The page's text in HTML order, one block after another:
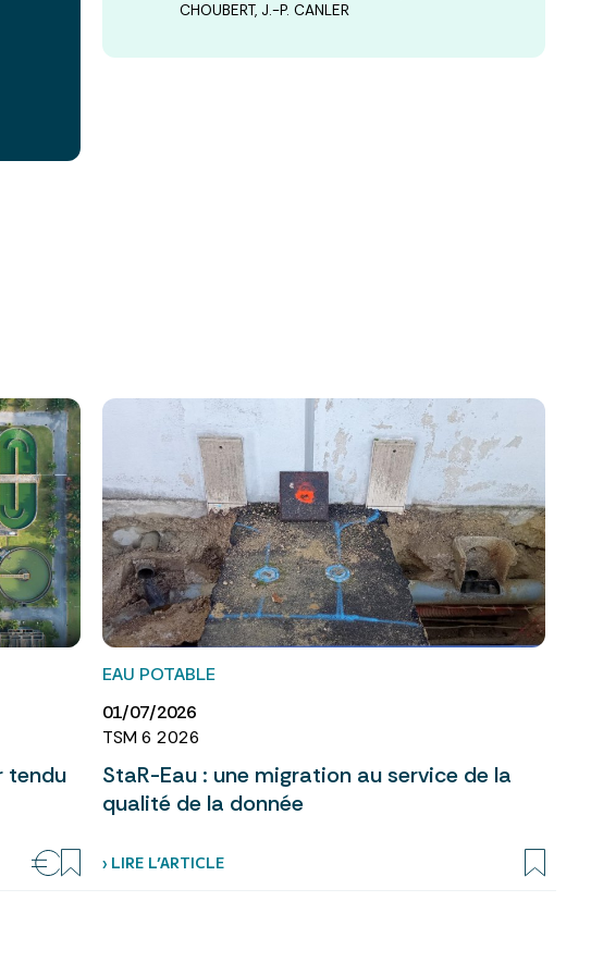
CHOUBERT, J.-P. CANLER
tendu
EAU POTABLE
01/07/2026
TSM 6 2026
StaR-Eau : une migration au service de la
qualité de la donnée
› LIRE L’ARTICLE